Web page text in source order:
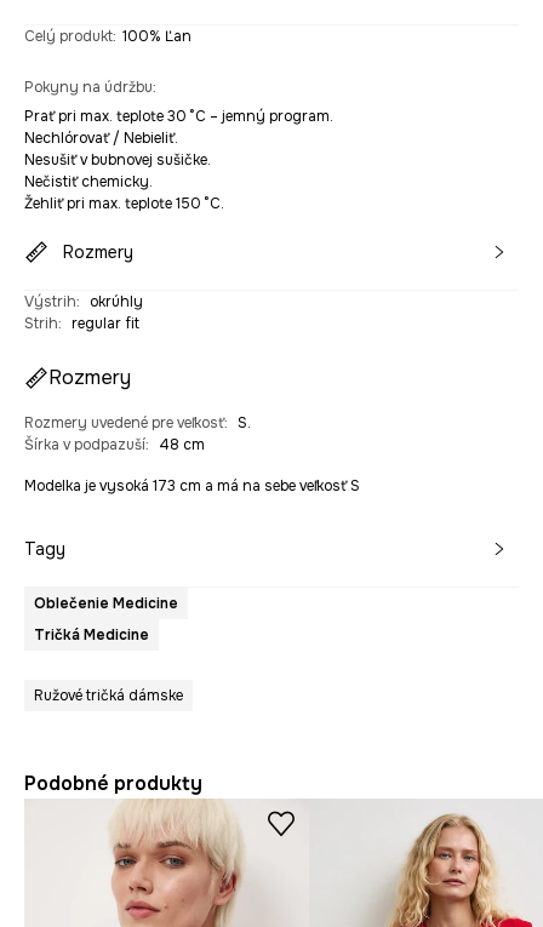
Celý produkt: 100% Ľan
Pokyny na údržbu:
Prať pri max. teplote 30 °C – jemný program.
Nechlórovať / Nebieliť.
Nesušiť v bubnovej sušičke.
Nečistiť chemicky.
Žehliť pri max. teplote 150 °C.
Rozmery
Výstrih:
okrúhly
Strih: regular fit
Rozmery
Rozmery uvedené pre veľkosť: S.
Šírka v podpazuší: 48 cm
Modelka je vysoká 173 cm a má na sebe veľkosť S
Tagy
Oblečenie Medicine
Tričká Medicine
Ružové tričká dámske
Podobné produkty